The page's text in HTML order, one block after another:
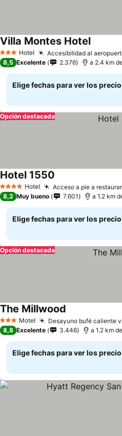
3 Estrellas
Hotel Accesibilidad al
Villa Montes Hotel
8,5 Excelente 2.376
Elige fechas para ver los
Opción destacada
4 EstrellasHotel Acceso a pie a
Hotel 1550
8,2 Muy bueno 7.601
Elige fechas para ver los
Opción destacada
3 Estrellas
Motel Desayuno bufé caliente
The Millwood
8,8 Excelente 3.446
Elige fechas para ver los